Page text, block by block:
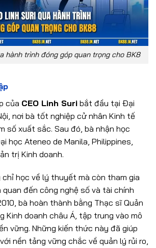
hành trình đóng góp quan trọng cho BK8
của CEO Linh Suri bắt đầu tại Đại
nơi bà tốt nghiệp cử nhân Kinh tế
số xuất sắc. Sau đó, bà nhận học
học Ateneo de Manila, Philippines,
trị Kinh doanh.
chỉ học về lý thuyết mà còn tham gia
đến công nghệ số và tài chính
bà hoàn thành bằng Thạc sĩ Quản
Kinh doanh châu Á, tập trung vào mô
vững. Những kiến thức này đã giúp
nền tảng vững chắc về quản lý rủi ro,